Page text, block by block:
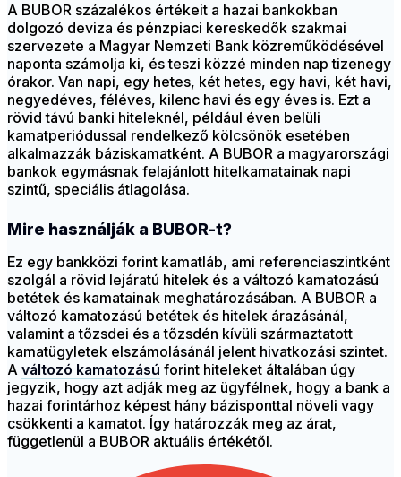
A BUBOR százalékos értékeit a hazai bankokban
dolgozó deviza és pénzpiaci kereskedők szakmai
szervezete a Magyar Nemzeti Bank közreműködésével
naponta számolja ki, és teszi közzé minden nap tizenegy
órakor. Van napi, egy hetes, két hetes, egy havi, két havi,
negyedéves, féléves, kilenc havi és egy éves is. Ezt a
rövid távú banki hiteleknél, például éven belüli
kamatperiódussal rendelkező kölcsönök esetében
alkalmazzák báziskamatként. A BUBOR a magyarországi
bankok egymásnak felajánlott hitelkamatainak napi
szintű, speciális átlagolása.
Mire használják a BUBOR-t?
Ez egy bankközi forint kamatláb, ami referenciaszintként
szolgál a rövid lejáratú hitelek és a változó kamatozású
betétek és kamatainak meghatározásában. A BUBOR a
változó kamatozású betétek és hitelek árazásánál,
valamint a tőzsdei és a tőzsdén kívüli származtatott
kamatügyletek elszámolásánál jelent hivatkozási szintet.
A változó kamatozású forint hiteleket általában úgy
jegyzik, hogy azt adják meg az ügyfélnek, hogy a bank a
hazai forintárhoz képest hány bázisponttal növeli vagy
csökkenti a kamatot. Így határozzák meg az árat,
függetlenül a BUBOR aktuális értékétől.